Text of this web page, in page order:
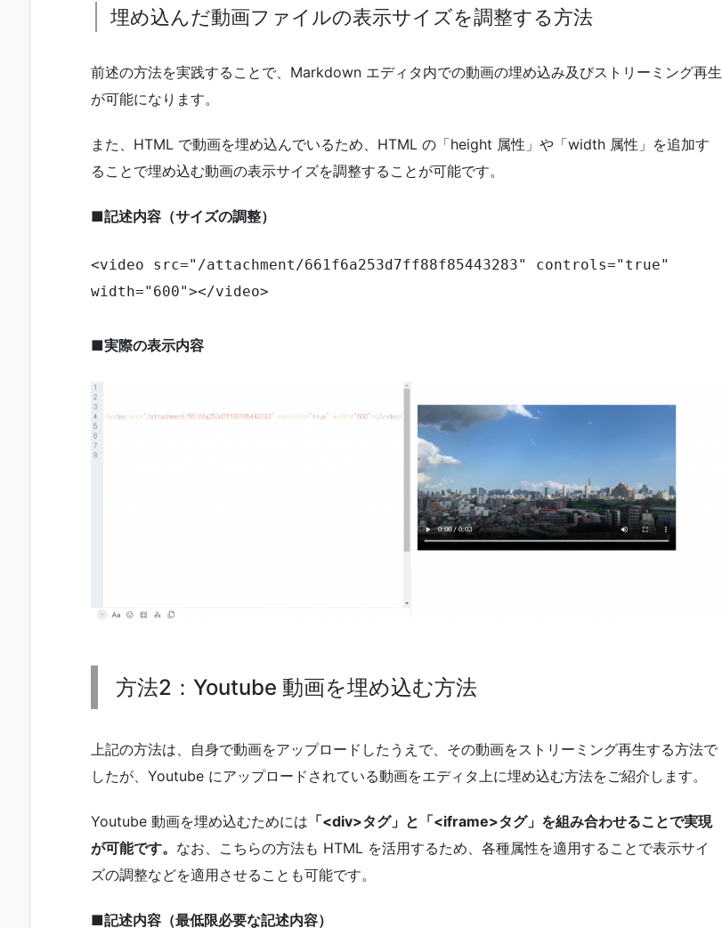
埋め込んだ動画ファイルの表示サイズを調整する方法
前述の方法を実践することで、Markdown エディタ内での動画の埋め込み及びストリーミング再生
が可能になります。
また、HTML で動画を埋め込んでいるため、HTML の「height 属性」や「width 属性」を追加す
ることで埋め込む動画の表示サイズを調整することが可能です。
■記述内容（サイズの調整）
<video src="/attachment/661f6a253d7ff88f85443283" controls="true"
width="600"></video>
■実際の表示内容
方法2：Youtube 動画を埋め込む方法
上記の方法は、自身で動画をアップロードしたうえで、その動画をストリーミング再生する方法で
したが、Youtube にアップロードされている動画をエディタ上に埋め込む方法をご紹介します。
Youtube 動画を埋め込むためには 「<div>タグ」と「<iframe>タグ」を組み合わせることで実現
が可能です。 なお、こちらの方法も HTML を活用するため、各種属性を適用することで表示サイ
ズの調整などを適用させることも可能です。
■記述内容（最低限必要な記述内容）